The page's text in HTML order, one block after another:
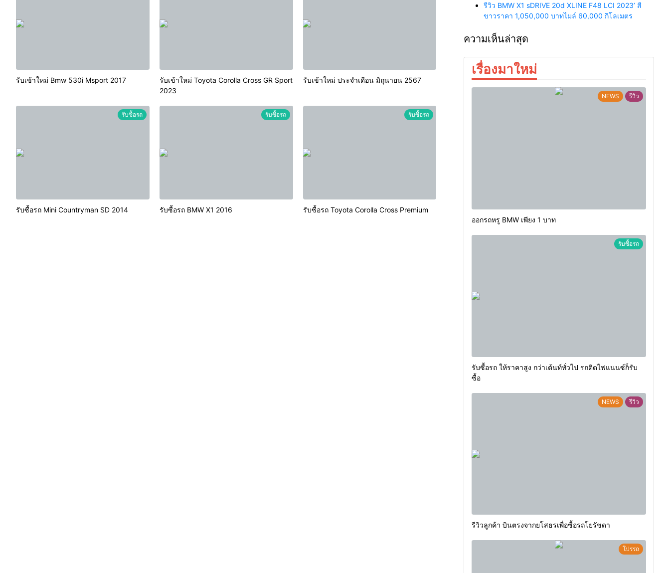
รับเข้าใหม่ Bmw 530i Msport 2017
รับเข้าใหม่ Toyota Corolla Cross GR Sport
2023
รับเข้าใหม่ ประจำเดือน มิถุนายน 2567
รับซื้อรถ
รับซื้อรถ Mini Countryman SD 2014
รับซื้อรถ
รับซื้อรถ BMW X1 2016
รับซื้อรถ
รับซื้อรถ Toyota Corolla Cross Premium
รีวิว BMW X1 sDRIVE 20d XLINE F48 LCI 2023’ สี
ขาวราคา 1,050,000 บาทไมล์ 60,000 กิโลเมตร
ความเห็นล่าสุด
เรื่องมาใหม่
NEWS รีวิว
ออกรถหรู BMW เพียง 1 บาท
รับซื้อรถ
รับซื้อรถ ให้ราคาสูง กว่าเต้นท์ทั่วไป รถติดไฟแนนซ์ก็รับ
ซื้อ
NEWS รีวิว
รีวิวลูกค้า บินตรงจากยโสธรเพื่อซื้อรถโยรัชดา
โปรรถ